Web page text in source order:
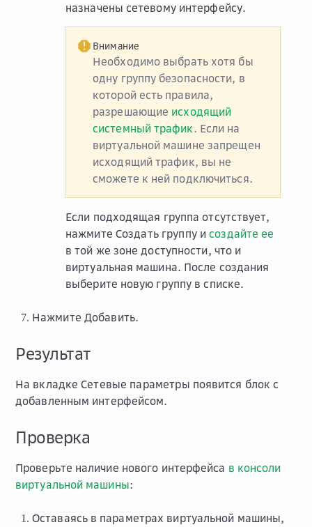
назначены сетевому интерфейсу.
Внимание
Необходимо выбрать хотя бы
одну группу безопасности, в
которой есть правила,
разрешающие исходящий
системный трафик. Если на
виртуальной машине запрещен
исходящий трафик, вы не
сможете к ней подключиться.
Если подходящая группа отсутствует,
нажмите Создать группуисоздайте ее
в той же зоне доступности, что и
виртуальная машина. После создания
выберите новую группу в списке.
Нажмите Добавить.
Результат
На вкладкеСетевые параметры появится блок с
добавленным интерфейсом.
Проверка
Проверьте наличие нового интерфейса в консоли
виртуальной машины:
Оставаясь в параметрах виртуальной машины,